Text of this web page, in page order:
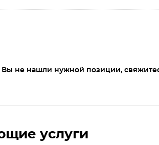
не нашли нужной позиции,
услуги